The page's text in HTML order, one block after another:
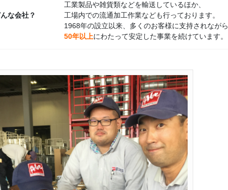
な会社？
工業製品や雑貨類などを輸送しているほか、
工場内での流通加工作業なども行っております。
1968年の設立以来、多くのお客様に支持されながら
50年以上にわたって安定した事業を続けています。